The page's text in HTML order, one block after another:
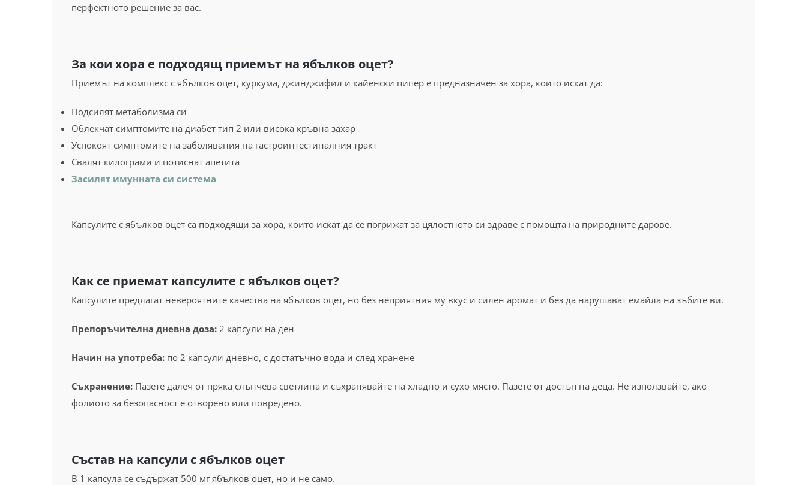
перфектното решение за вас.
За кои хора е подходящ приемът на ябълков оцет?
Приемът на комплекс с ябълков оцет, куркума, джинджифил и кайенски пипер е предназначен за хора, които искат да:
Подсилят метаболизма си
Облекчат симптомите на диабет тип 2 или висока кръвна захар
Успокоят симптомите на заболявания на гастроинтестиналния тракт
Свалят килограми и потиснат апетита
Засилят имунната си система
Капсулите с ябълков оцет са подходящи за хора, които искат да се погрижат за цялостното си здраве с помощта на природните дарове.
Как се приемат капсулите с ябълков оцет?
Капсулите предлагат невероятните качества на ябълков оцет, но без неприятния му вкус и силен аромат и без да нарушават емайла на зъбите ви.
Препоръчителна дневна доза: 2 капсули на ден
Начин на употреба: по 2 капсули дневно, с достатъчно вода и след хранене
Съхранение: Пазете далеч от пряка слънчева светлина и съхранявайте на хладно и сухо място. Пазете от достъп на деца. Не използвайте, ако
фолиото за безопасност е отворено или повредено.
Състав на капсули с ябълков оцет
В 1 капсула се съдържат 500 мг ябълков оцет, но и не само.